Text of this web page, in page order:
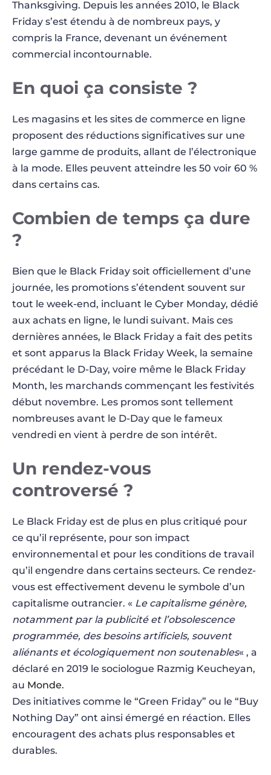
Thanksgiving. Depuis les années 2010, le Black
Friday s’est étendu à de nombreux pays, y
compris la France, devenant un événement
commercial incontournable.
En quoi ça consiste ?
Les magasins et les sites de commerce en ligne
proposent des réductions significatives sur une
large gamme de produits, allant de l’électronique
à la mode. Elles peuvent atteindre les 50 voir 60 %
dans certains cas.
Combien de temps ça dure
?
Bien que le Black Friday soit officiellement d’une
journée, les promotions s’étendent souvent sur
tout le week-end, incluant le Cyber Monday, dédié
aux achats en ligne, le lundi suivant. Mais ces
dernières années, le Black Friday a fait des petits
et sont apparus la Black Friday Week, la semaine
précédant le D-Day, voire même le Black Friday
Month, les marchands commençant les festivités
début novembre. Les promos sont tellement
nombreuses avant le D-Day que le fameux
vendredi en vient à perdre de son intérêt.
Un rendez-vous
controversé ?
Le Black Friday est de plus en plus critiqué pour
ce qu’il représente, pour son impact
environnemental et pour les conditions de travail
qu’il engendre dans certains secteurs. Ce rendez-
vous est effectivement devenu le symbole d’un
capitalisme outrancier. « Le capitalisme génère,
notamment par la publicité et l’obsolescence
programmée, des besoins artificiels, souvent
aliénants et écologiquement non soutenables« , a
déclaré en 2019 le sociologue Razmig Keucheyan,
au Monde.
Des initiatives comme le “Green Friday” ou le “Buy
Nothing Day” ont ainsi émergé en réaction. Elles
encouragent des achats plus responsables et
durables.